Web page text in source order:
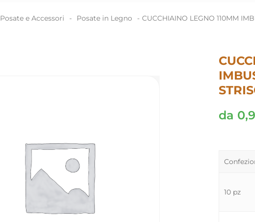
Posate e Accessori - Posate in Legno - CUCCHIAINO LEGNO 110MM
da
10 pz